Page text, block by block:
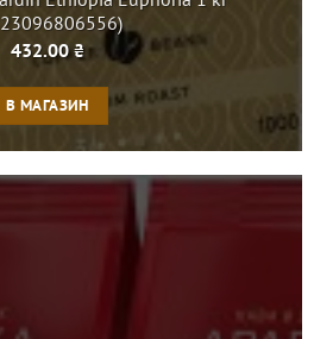
432.00₴
В МАГАЗИН